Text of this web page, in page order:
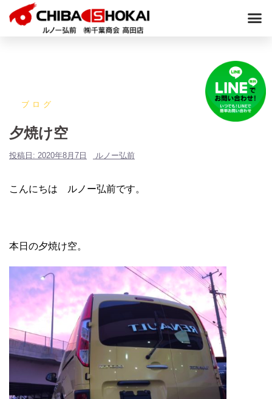
ブログ
夕焼け空
投稿日: 2020年8月7日 ルノー弘前
こんにちは ルノー弘前です。
本日の夕焼け空。